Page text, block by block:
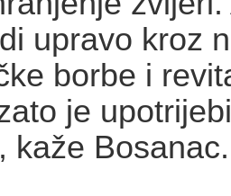
upravo kroz
borbe i
je
kaže Bosanac.